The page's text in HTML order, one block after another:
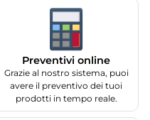
Preventivi online
Grazie al nostro sistema, puoi
avere il preventivo dei tuoi
prodotti in tempo reale.